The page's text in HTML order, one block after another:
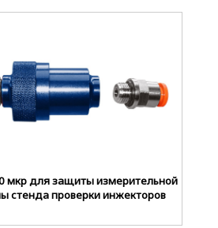
мкр для защиты измерительной
стенда проверки инжекторов